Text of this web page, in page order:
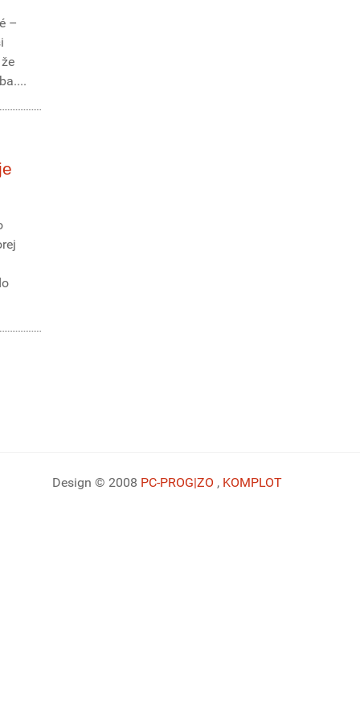
–
Design © 2008 PC-PROG|ZO , KOMPLOT